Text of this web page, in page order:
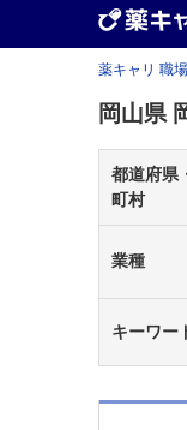
薬キャリ 職
岡山県
都道府県
町村
業種
キーワー